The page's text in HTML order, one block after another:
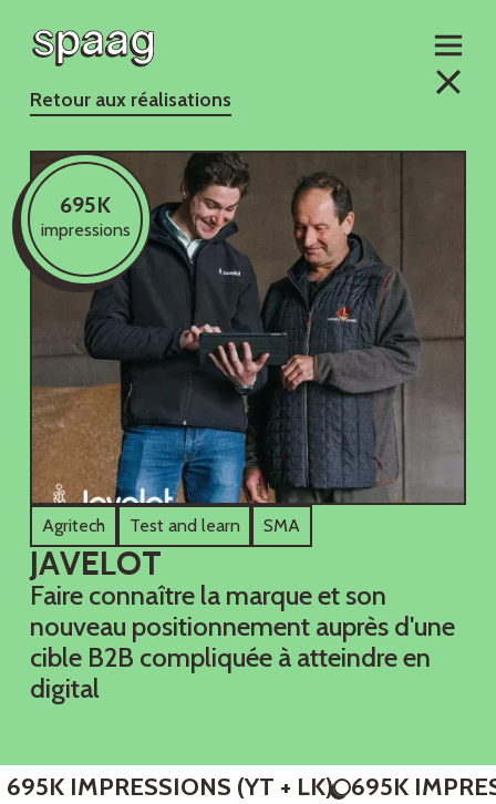
Retour aux réalisations
Agritech Test and learn SMA
JAVELOT
Faire connaître la marque et son
nouveau positionnement auprès d'une
cible B2B compliquée à atteindre en
digital
695K
impressions
695K IMPRESSIONS (YT + LK) 695K